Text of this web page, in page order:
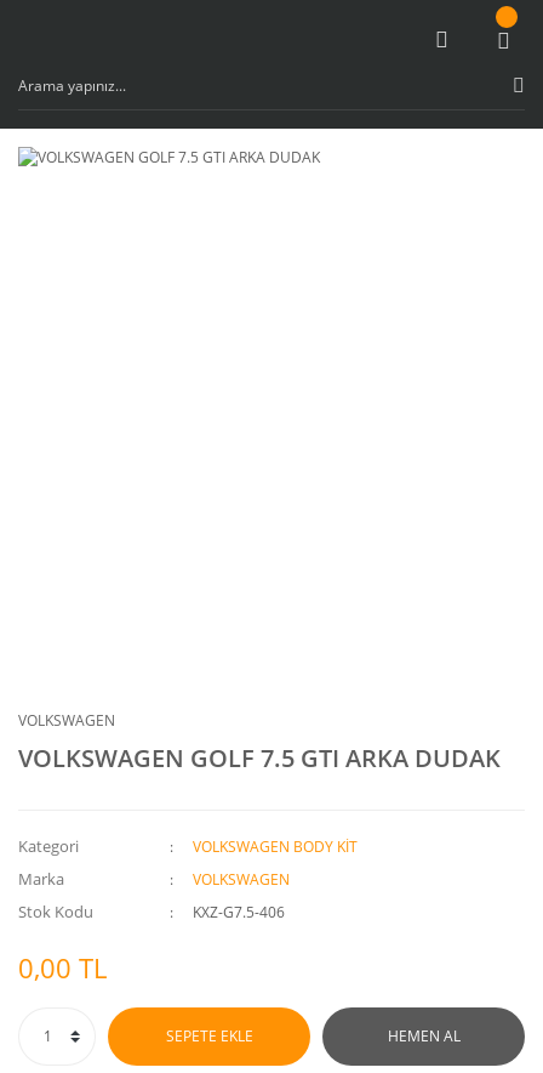
VOLKSWAGEN
VOLKSWAGEN GOLF 7.5 GTI ARKA DUDAK
Kategori VOLKSWAGEN BODY KİT
Marka VOLKSWAGEN
Stok Kodu KXZ-G7.5-406
0,00 TL
SEPETE EKLE HEMEN AL